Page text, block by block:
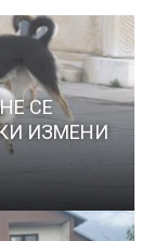
СЕ
ИЗМЕНИ